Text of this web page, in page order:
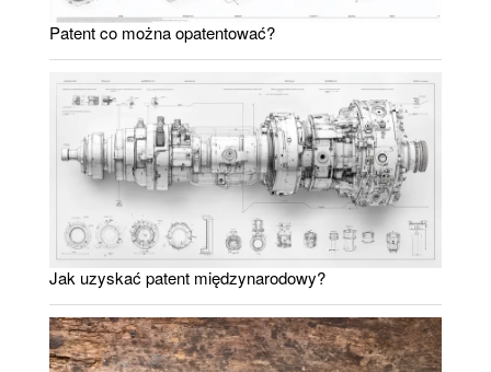
Patent co można opatentować?
Jak uzyskać patent międzynarodowy?